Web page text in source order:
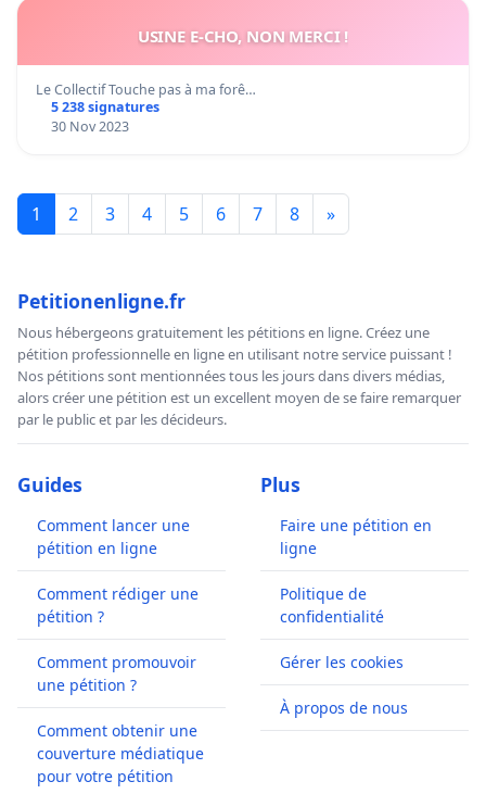
USINE E-CHO, NON MERCI !
Le Collectif Touche pas à ma forê…
5 238 signatures
30 Nov 2023
1 2 3 4 5 6 7 8 »
Petitionenligne.fr
Nous hébergeons gratuitement les pétitions en ligne. Créez une
pétition professionnelle en ligne en utilisant notre service puissant !
Nos pétitions sont mentionnées tous les jours dans divers médias,
alors créer une pétition est un excellent moyen de se faire remarquer
par le public et par les décideurs.
Guides
Comment lancer une
pétition en ligne
Comment rédiger une
pétition ?
Comment promouvoir
une pétition ?
Comment obtenir une
couverture médiatique
pour votre pétition
Plus
Faire une pétition en
ligne
Politique de
confidentialité
Gérer les cookies
À propos de nous